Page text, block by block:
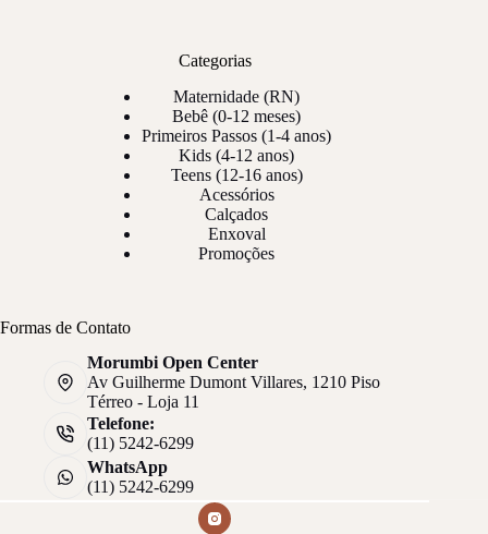
Categorias
Maternidade (RN)
Bebê (0-12 meses)
Primeiros Passos (1-4 anos)
Kids (4-12 anos)
Teens (12-16 anos)
Acessórios
Calçados
Enxoval
Promoções
Formas de Contato
Morumbi Open Center
Av Guilherme Dumont Villares, 1210 Piso
Térreo - Loja 11
Telefone:
(11) 5242-6299
WhatsApp
(11) 5242-6299